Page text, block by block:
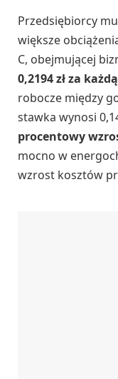
Przedsiębiorcy
większe
C, obejmującej
0,2194 zł za
robocze między
stawka wynosi
procentowy
mocno w
wzrost kosztów